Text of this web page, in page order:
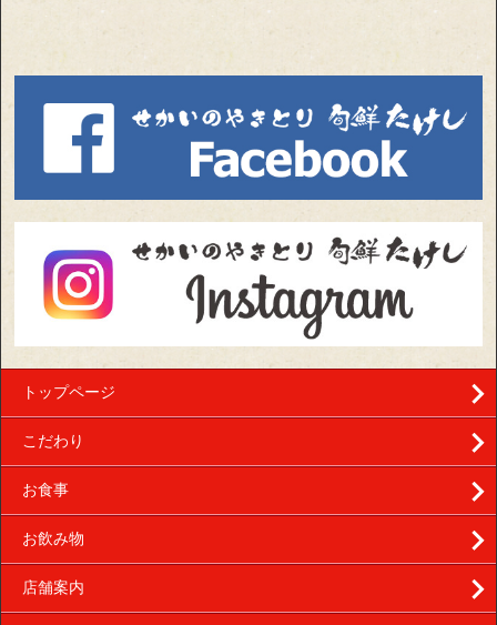
トップページ
こだわり
お食事
お飲み物
店舗案内